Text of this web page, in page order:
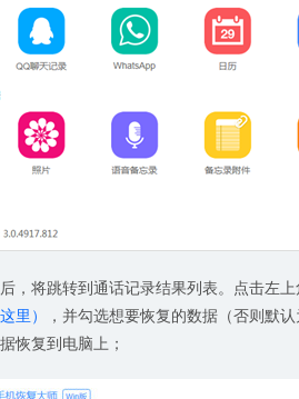
，将跳转到通话记录结果列表。点击左
里）
，并勾选想要恢复的数据（否则默
恢复到电脑上；